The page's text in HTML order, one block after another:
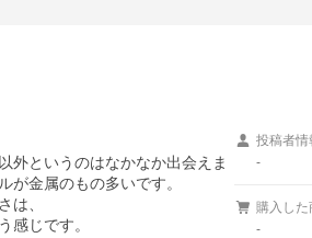
外というのはなかなか出会えま
金属のもの多いです。
は、
感じです。
投稿者情
-
購入した
-